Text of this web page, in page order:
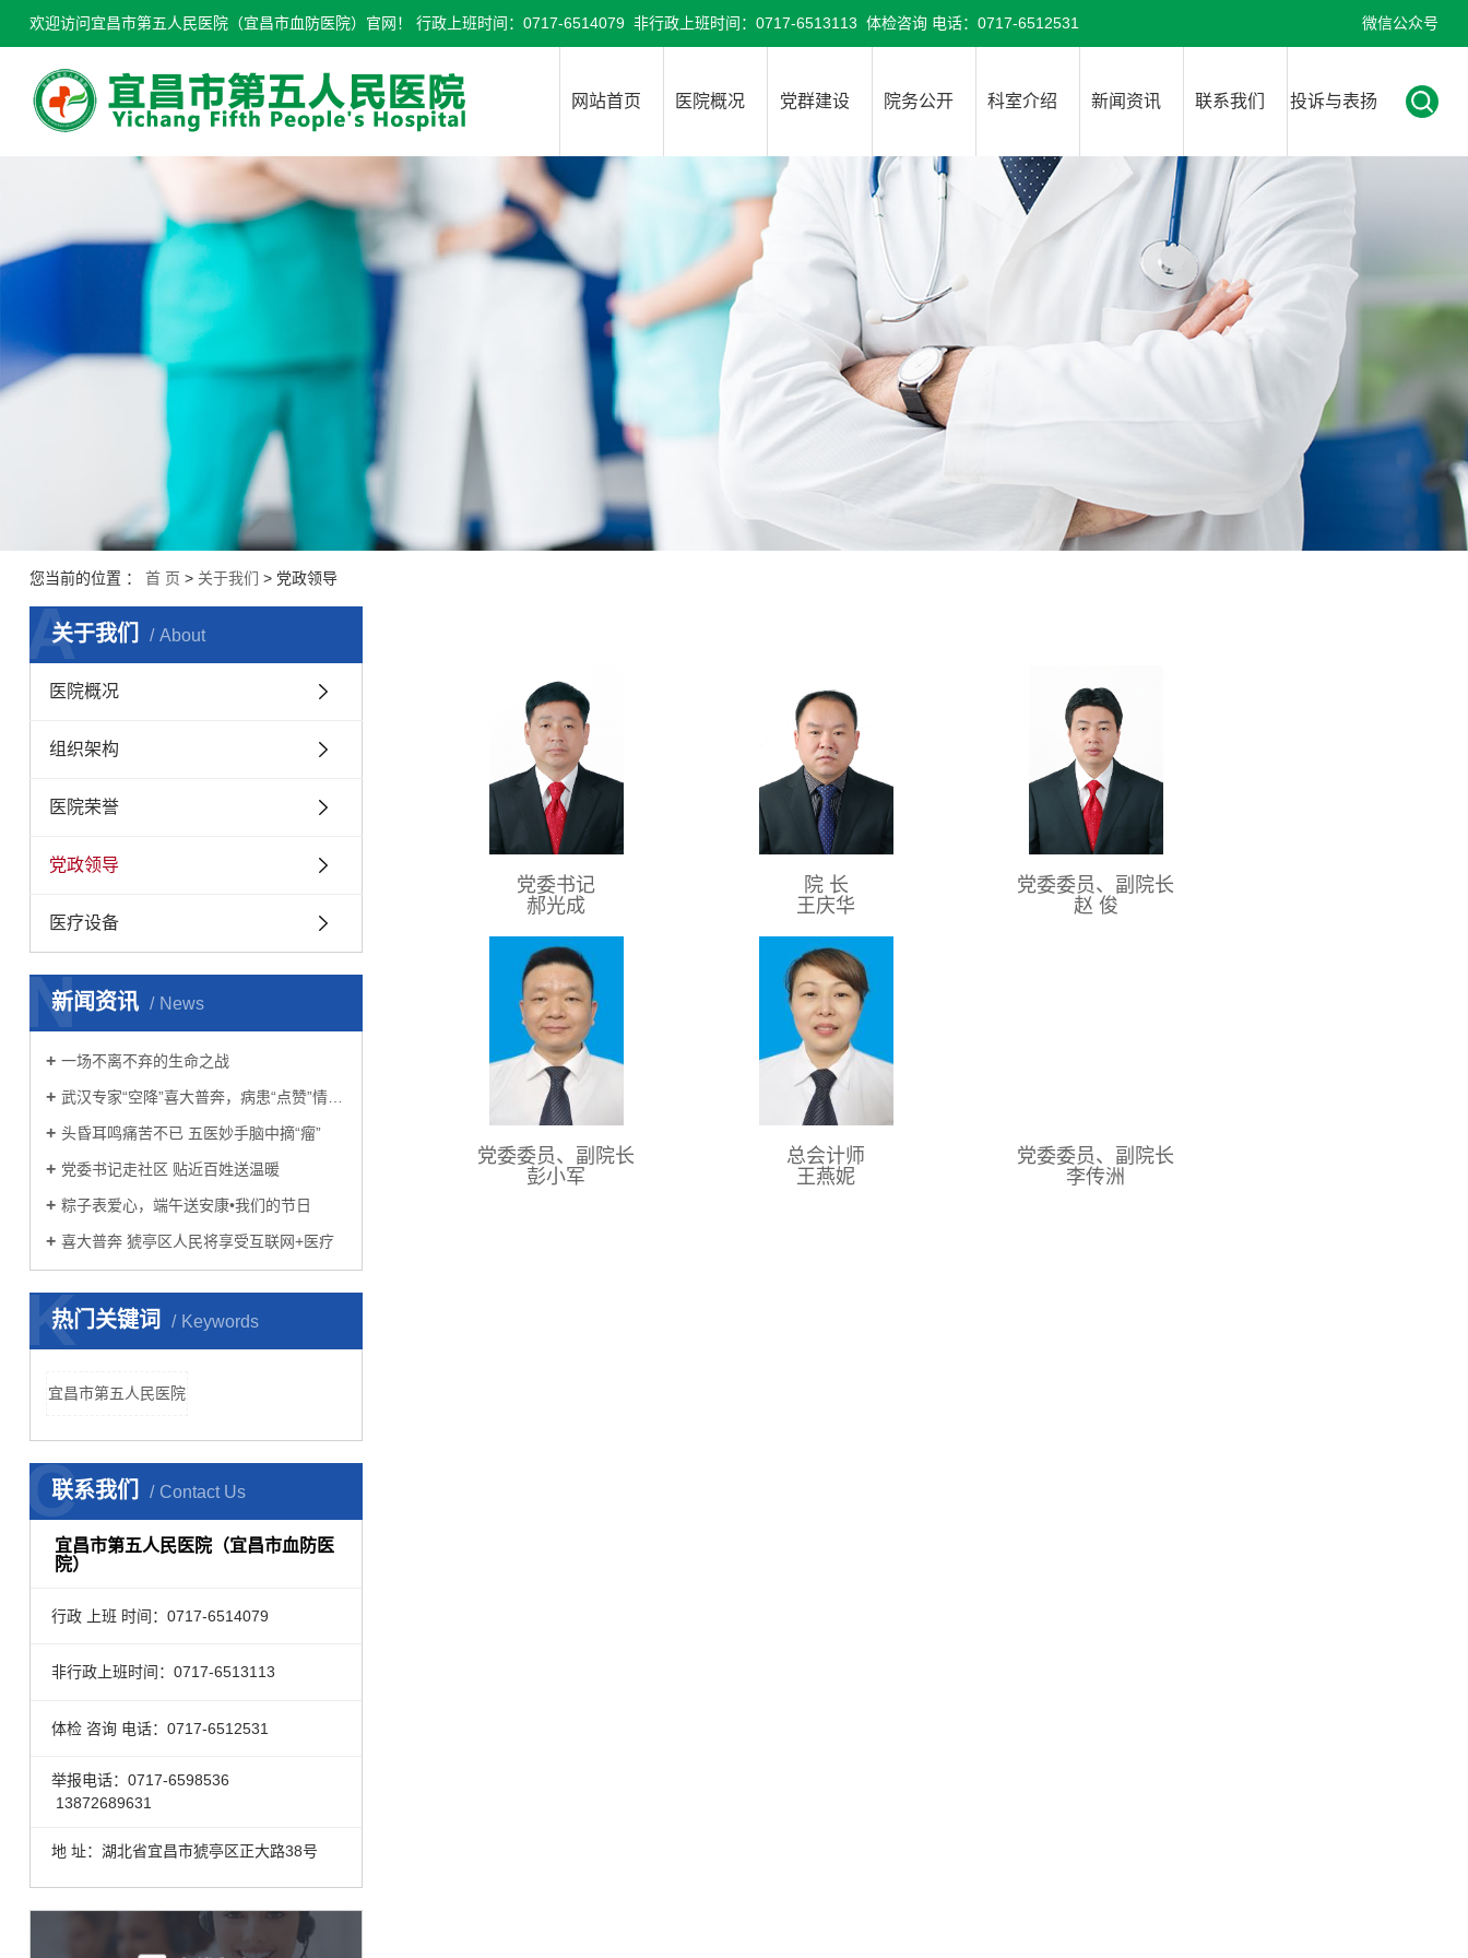
欢迎访问宜昌市第五人民医院（宜昌市血防医院）官网！ 行政上班时间：0717-6514079 非行政上班时间：0717-6513113 体检咨询 电话：0717-6512531 微信公众号
网站首页 医院概况 党群建设 院务公开 科室介绍 新闻资讯 联系我们 投诉与表扬
您当前的位置 ： 首 页 > 关于我们 > 党政领导
关于我们 About
A
医院概况
组织架构
医院荣誉
党政领导
医疗设备
新闻资讯 News
N
一场不离不弃的生命之战
武汉专家“空降”喜大普奔，病患“点赞”情难自禁
头昏耳鸣痛苦不已 五医妙手脑中摘“瘤”
党委书记走社区 贴近百姓送温暖
粽子表爱心，端午送安康•我们的节日
喜大普奔 猇亭区人民将享受互联网+医疗
热门关键词 Keywords
K
宜昌市第五人民医院
联系我们 Contact Us
C
宜昌市第五人民医院（宜昌市血防医
院）
行政 上班 时间：0717-6514079
非行政上班时间：0717-6513113
体检 咨询 电话：0717-6512531
举报电话：0717-6598536
13872689631
地 址：湖北省宜昌市猇亭区正大路38号
党委书记
郝光成
院 长
王庆华
党委委员、副院长
赵 俊
党委委员、副院长
彭小军
总会计师
王燕妮
党委委员、副院长
李传洲